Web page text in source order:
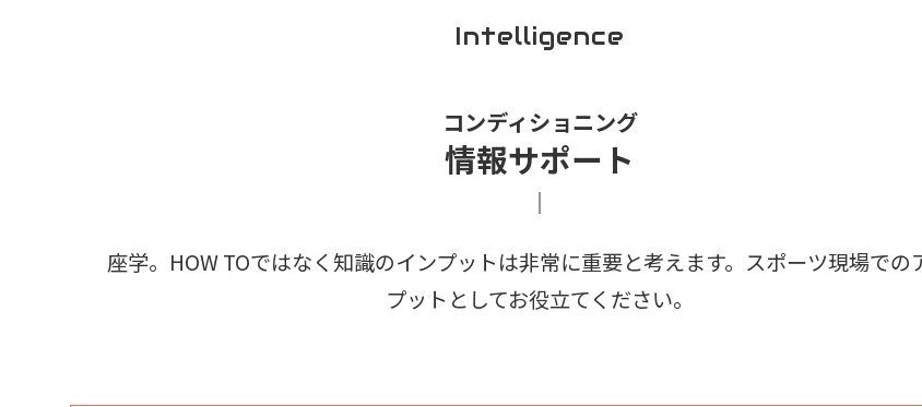
Intelligence
コンディショニング
情報サポート
座学。HOW TOではなく知識のインプットは非常に重要と考えます。スポーツ現場での
プットとしてお役立てください。